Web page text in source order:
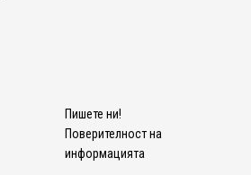
Пишете ни!
Поверителност на
информацията